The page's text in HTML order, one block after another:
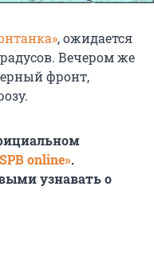
, ожидается
Вечером же
фронт,
online».
узнавать о